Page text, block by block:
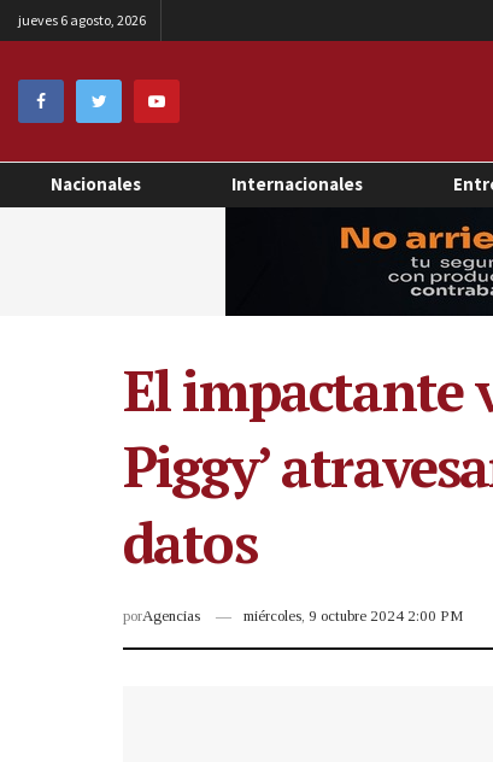
jueves 6 agosto, 2026
Nacionales Internacionales
El impactante
Piggy’
datos
porAgencias miércoles, 9 octubre 2024 2:00 PM